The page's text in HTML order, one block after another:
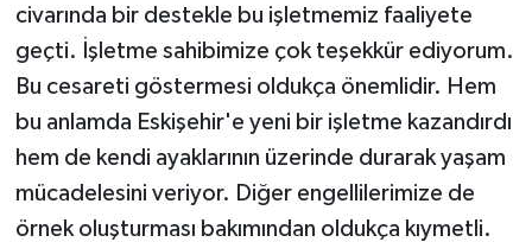
civarında bir destekle bu işletmemiz faaliyete
geçti. İşletme sahibimize çok teşekkür ediyorum.
Bu cesareti göstermesi oldukça önemlidir. Hem
bu anlamda Eskişehir'e yeni bir işletme kazandırdı
hem de kendi ayaklarının üzerinde durarak yaşam
mücadelesini veriyor. Diğer engellilerimize de
örnek oluşturması bakımından oldukça kıymetli.